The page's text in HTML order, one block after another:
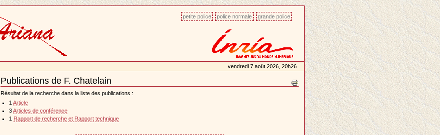
petite police police normale grande police
vendredi 7 août 2026, 20h26
Publications de F. Chatelain
Document
Actions
Résultat de la recherche dans la liste des publications :
1 Article
3Articles de conférence
1
Rapport de recherche et Rapport technique